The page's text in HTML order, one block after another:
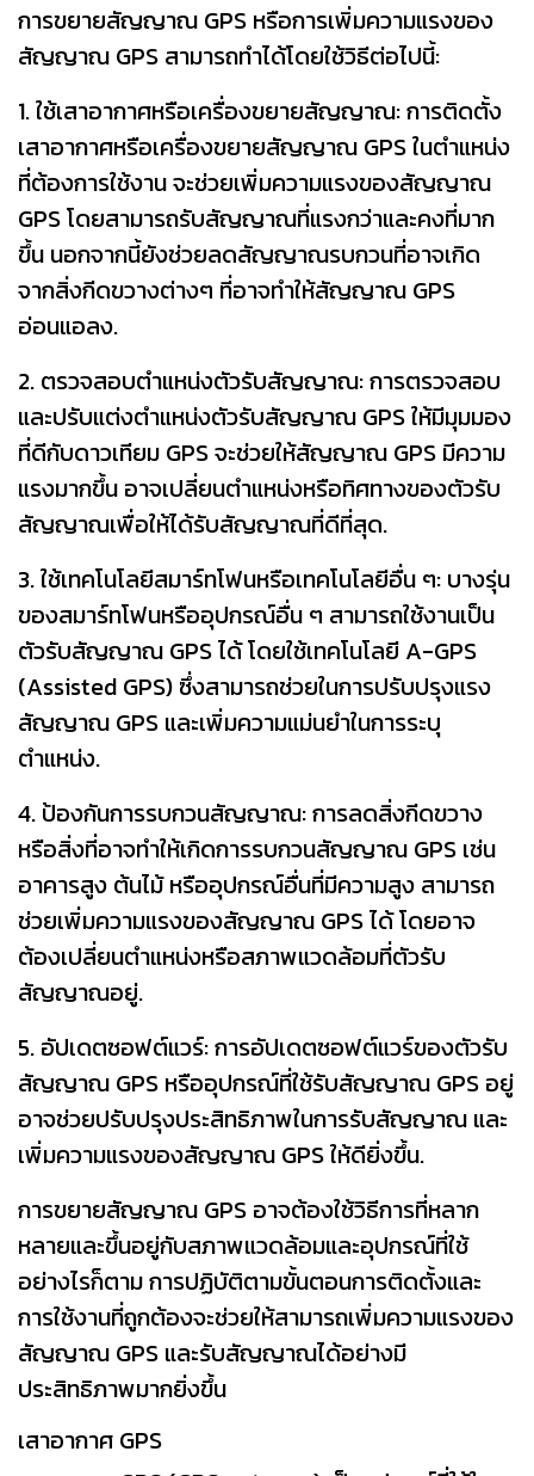
การขยายสัญญาณ GPS หรือการเพิ่มความแรงของ
สัญญาณ GPS สามารถทำได้โดยใช้วิธีต่อไปนี้:
1. ใช้เสาอากาศหรือเครื่องขยายสัญญาณ: การติดตั้ง
เสาอากาศหรือเครื่องขยายสัญญาณ GPS ในตำแหน่ง
ที่ต้องการใช้งาน จะช่วยเพิ่มความแรงของสัญญาณ
GPS โดยสามารถรับสัญญาณที่แรงกว่าและคงที่มาก
ขึ้น นอกจากนี้ยังช่วยลดสัญญาณรบกวนที่อาจเกิด
จากสิ่งกีดขวางต่างๆ ที่อาจทำให้สัญญาณ GPS
อ่อนแอลง.
2. ตรวจสอบตำแหน่งตัวรับสัญญาณ: การตรวจสอบ
และปรับแต่งตำแหน่งตัวรับสัญญาณ GPS ให้มีมุมมอง
ที่ดีกับดาวเทียม GPS จะช่วยให้สัญญาณ GPS มีความ
แรงมากขึ้น อาจเปลี่ยนตำแหน่งหรือทิศทางของตัวรับ
สัญญาณเพื่อให้ได้รับสัญญาณที่ดีที่สุด.
3. ใช้เทคโนโลยีสมาร์ทโฟนหรือเทคโนโลยีอื่น ๆ: บางรุ่น
ของสมาร์ทโฟนหรืออุปกรณ์อื่น ๆ สามารถใช้งานเป็น
ตัวรับสัญญาณ GPS ได้ โดยใช้เทคโนโลยี A-GPS
(Assisted GPS) ซึ่งสามารถช่วยในการปรับปรุงแรง
สัญญาณ GPS และเพิ่มความแม่นยำในการระบุ
ตำแหน่ง.
4. ป้องกันการรบกวนสัญญาณ: การลดสิ่งกีดขวาง
หรือสิ่งที่อาจทำให้เกิดการรบกวนสัญญาณ GPS เช่น
อาคารสูง ต้นไม้ หรืออุปกรณ์อื่นที่มีความสูง สามารถ
ช่วยเพิ่มความแรงของสัญญาณ GPS ได้ โดยอาจ
ต้องเปลี่ยนตำแหน่งหรือสภาพแวดล้อมที่ตัวรับ
สัญญาณอยู่.
5. อัปเดตซอฟต์แวร์: การอัปเดตซอฟต์แวร์ของตัวรับ
สัญญาณ GPS หรืออุปกรณ์ที่ใช้รับสัญญาณ GPS อยู่
อาจช่วยปรับปรุงประสิทธิภาพในการรับสัญญาณ และ
เพิ่มความแรงของสัญญาณ GPS ให้ดียิ่งขึ้น.
การขยายสัญญาณ GPS อาจต้องใช้วิธีการที่หลาก
หลายและขึ้นอยู่กับสภาพแวดล้อมและอุปกรณ์ที่ใช้
อย่างไรก็ตาม การปฏิบัติตามขั้นตอนการติดตั้งและ
การใช้งานที่ถูกต้องจะช่วยให้สามารถเพิ่มความแรงของ
สัญญาณ GPS และรับสัญญาณได้อย่างมี
ประสิทธิภาพมากยิ่งขึ้น
เสาอากาศ GPS